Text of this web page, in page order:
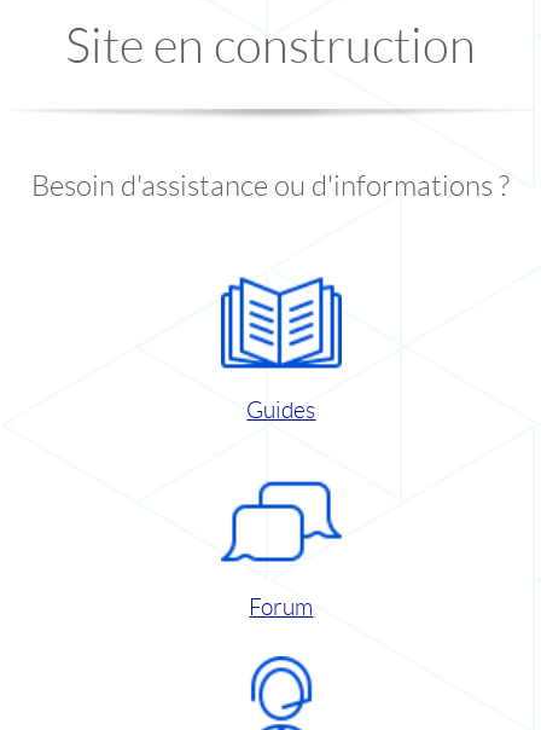
Site en construction
Besoin d'assistance ou d'informations ?
Guides
Forum